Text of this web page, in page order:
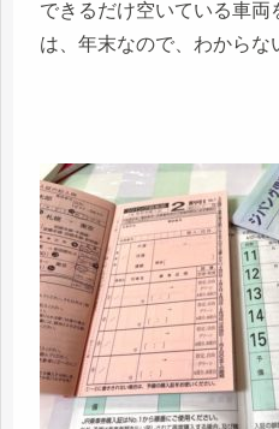
できるだけ空いている車両
は、年末なので、わからな